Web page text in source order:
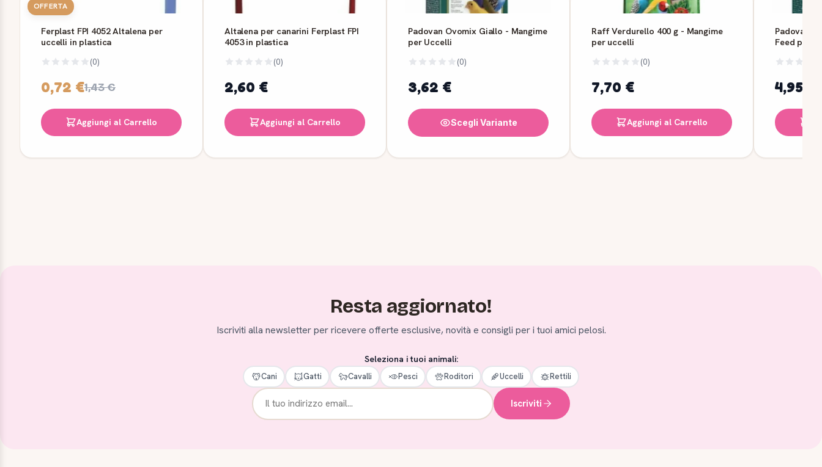
OFFERTA
Ferplast FPI 4052 Altalena per
uccelli in plastica
(0)
0,72 €1,43 €
Aggiungi al Carrello
Altalena per canarini Ferplast FPI
4053 in plastica
(0)
2,60 €
Aggiungi al Carrello
Padovan Ovomix Giallo - Mangime
per Uccelli
(0)
3,62 €
Scegli Variante
Raff Verdurello 400 g - Mangime
per uccelli
(0)
7,70 €
Aggiungi al Carrello
Padovan
Feed per
4,95 €
Resta aggiornato!
Iscriviti alla newsletter per ricevere offerte esclusive, novità e consigli per i tuoi amici pelosi.
Seleziona i tuoi animali:
Cani Gatti Cavalli Pesci Roditori Uccelli Rettili
Iscriviti